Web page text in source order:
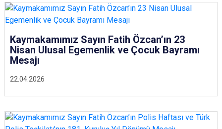
22.04.2026
Kaymakamımız Sayın Fatih Özcan’ın 23
Nisan Ulusal Egemenlik ve Çocuk Bayramı
Mesajı